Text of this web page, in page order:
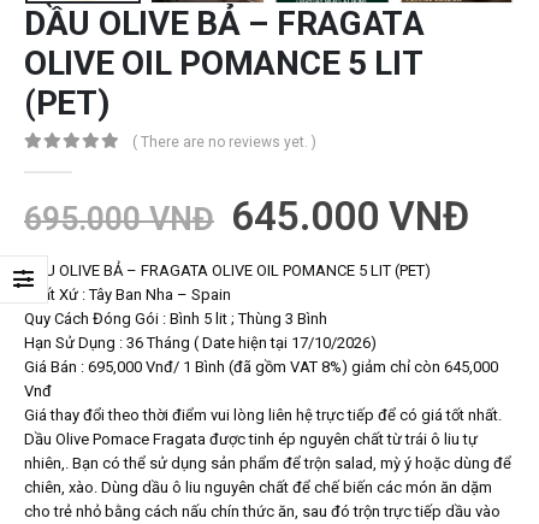
DẦU OLIVE BẢ – FRAGATA
OLIVE OIL POMANCE 5 LIT
(PET)
( There are no reviews yet. )
695.000VNĐ 645.000 VNĐ
DẦU OLIVE BẢ – FRAGATA OLIVE OIL POMANCE 5 LIT (PET)
Xuất Xứ : Tây Ban Nha – Spain
Quy Cách Đóng Gói : Bình 5 lit ; Thùng 3 Bình
Hạn Sử Dụng : 36 Tháng ( Date hiện tại 17/10/2026)
Giá Bán : 695,000 Vnđ/ 1 Bình (đã gồm VAT 8%) giảm chỉ còn 645,000
Vnđ
Giá thay đổi theo thời điểm vui lòng liên hệ trực tiếp để có giá tốt nhất.
Dầu Olive Pomace Fragata được tinh ép nguyên chất từ trái ô liu tự
nhiên,. Bạn có thể sử dụng sản phẩm để trộn salad, mỳ ý hoặc dùng để
chiên, xào. Dùng dầu ô liu nguyên chất để chế biến các món ăn dặm
cho trẻ nhỏ bằng cách nấu chín thức ăn, sau đó trộn trực tiếp dầu vào